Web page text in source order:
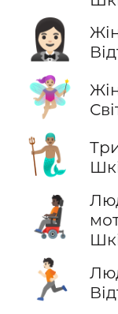
🤵🏻‍♀️
🧚🏼‍♀️
🧜🏽‍♂️
🧑🏿‍🦼
🏃🏻